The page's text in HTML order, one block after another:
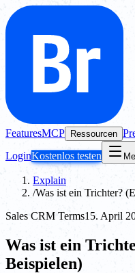
FeaturesMCP Ressourcen
LoginKostenlos testen
Explain
/Was ist ein Trichter?
Sales CRM Terms15. April
Was ist ein
Beispielen)